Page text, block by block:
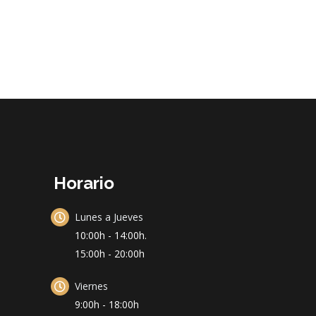
Horario
Lunes a Jueves
10:00h - 14:00h.
15:00h - 20:00h
Viernes
9:00h - 18:00h